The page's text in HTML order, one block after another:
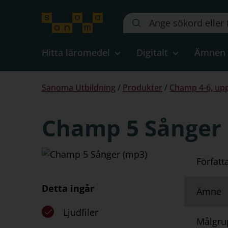
Sök
på
webbplatsen::
Hitta läromedel Digitalt Ämnen
Du
Sanoma Utbildning / Produkter / Champ 4-6,
Champ 5
Detta ingår
Ljudfiler
Ämne